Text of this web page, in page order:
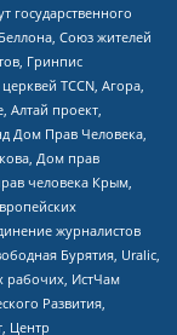
государственного
Союз жителей
Гринпис
TCCN, Агора,
Алтай проект,
Дом Прав Человека,
Дом прав
человека Крым,
журналистов
Бурятия, Uralic,
рабочих, ИстЧам
Развития,
Центр